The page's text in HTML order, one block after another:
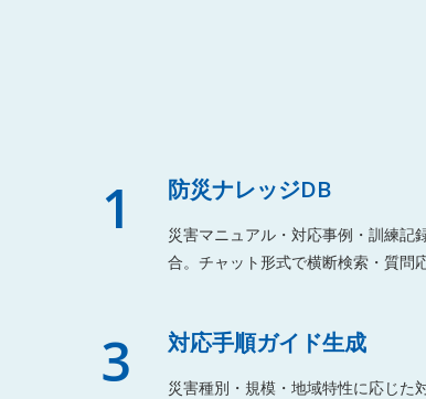
1 防災ナレッジDB
災害マニュアル・対応事例・訓練記
合。チャット形式で横断検索・質問
3 対応手順ガイド生成
災害種別・規模・地域特性に応じた